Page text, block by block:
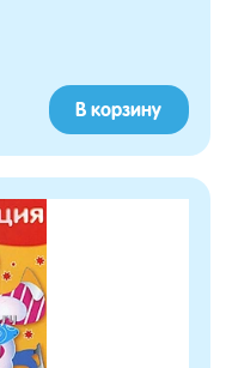
В корзину